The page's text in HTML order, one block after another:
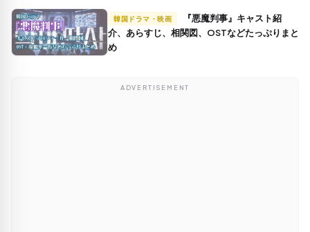
韓国ドラマ・映画
介、あらすじ、相関図、OSTなどたっぷりまと
め
ADVERTISEMENT